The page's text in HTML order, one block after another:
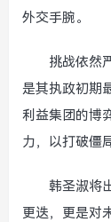
外交手腕。
挑战依然
是其执政初期
利益集团的博
力，以打破僵
韩圣淑将
更迭，更是对